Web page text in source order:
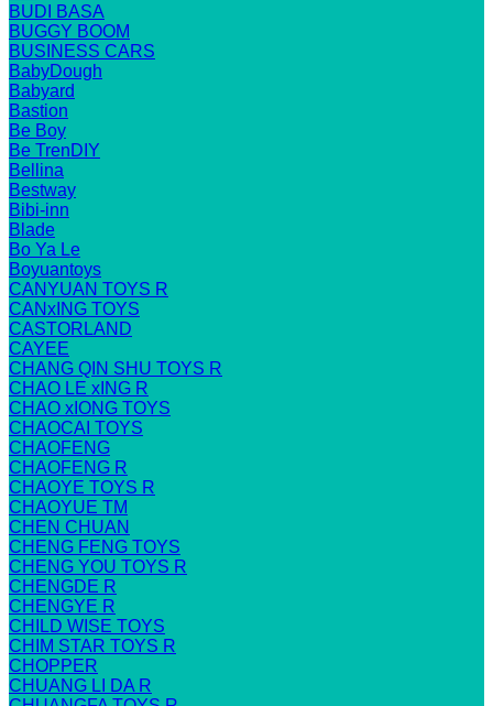
BUDI BASA
BUGGY BOOM
BUSINESS CARS
BabyDough
Babyard
Bastion
Be Boy
Be TrenDIY
Bellina
Bestway
Bibi-inn
Blade
Bo Ya Le
Boyuantoys
CANYUAN TOYS R
CANxING TOYS
CASTORLAND
CAYEE
CHANG QIN SHU TOYS R
CHAO LE xING R
CHAO xIONG TOYS
CHAOCAI TOYS
CHAOFENG
CHAOFENG R
CHAOYE TOYS R
CHAOYUE TM
CHEN CHUAN
CHENG FENG TOYS
CHENG YOU TOYS R
CHENGDE R
CHENGYE R
CHILD WISE TOYS
CHIM STAR TOYS R
CHOPPER
CHUANG LI DA R